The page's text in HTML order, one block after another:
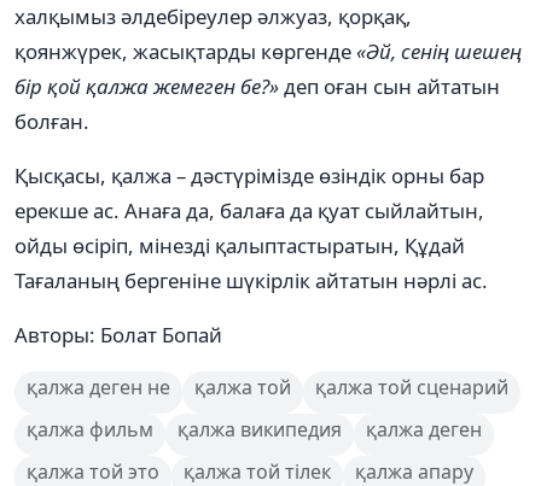
халқымыз әлдебіреулер әлжуаз, қорқақ,
қоянжүрек, жасықтарды көргенде«Әй, сенің шешең
бір қой қалжа жемеген бе?»деп оған сын айтатын
болған.
Қысқасы, қалжа – дәстүрімізде өзіндік орны бар
ерекше ас. Анаға да, балаға да қуат сыйлайтын,
ойды өсіріп, мінезді қалыптастыратын, Құдай
Тағаланың бергеніне шүкірлік айтатын нәрлі ас.
Авторы: Болат Бопай
қалжа деген не қалжа той
қалжа той сценарий
қалжа фильм
қалжа википедия
қалжа деген
қалжа той это
қалжа той тілек
қалжа апару